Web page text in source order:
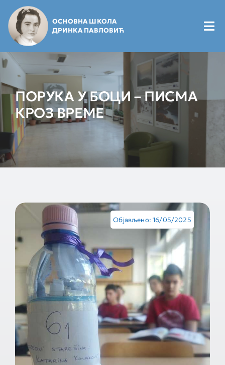
content
ОСНОВНА ШКОЛА
ДРИНКА ПАВЛОВИЋ
Почетна
Будући ђаци
Школарци
Маме и тате
Документа школе
Контакт
ПОРУКА У БОЦИ – ПИСМА
КРОЗ ВРЕМЕ
Објављено: 16/05/2025